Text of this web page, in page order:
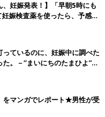
帰れてないのでやっぱり検査
💬 10♥
4
た😭同じ方いらっしゃいま
＜続きはアプリから＞
、妊娠発表！】「早朝5時にも
娠検査薬を使ったら、予感が
ひよ独占インタビュー前編）
ているのに、妊娠中に調べた
。－”まいにちのたまひよ”の
をマンガでレポート★男性が受